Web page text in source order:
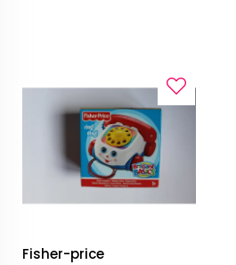
Fisher-price